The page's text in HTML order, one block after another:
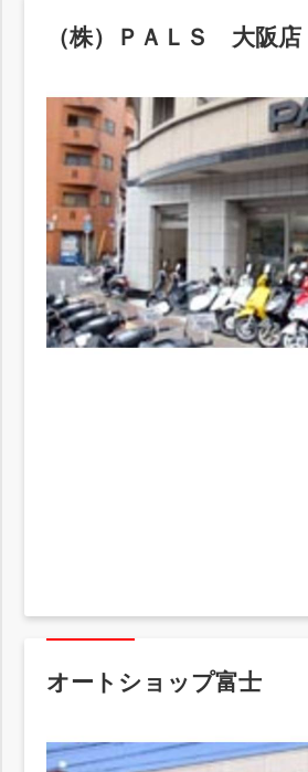
（株）ＰＡＬＳ 大阪店
オートショップ富士